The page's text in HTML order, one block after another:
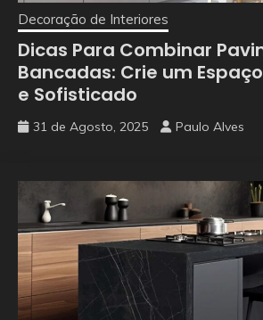
Decoração de Interiores
Dicas Para Combinar
Bancadas: Crie um
e Sofisticado
31 de Agosto, 2025 Paulo Alves